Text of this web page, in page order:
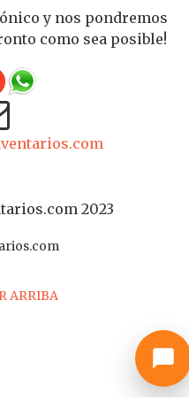
y nos pondremos
como sea posible!
2023
ARRIBA